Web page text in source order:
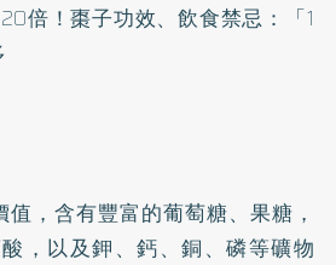
倍！棗子功效、飲食禁忌：「1
，含有豐富的葡萄糖、果糖，
，以及鉀、鈣、銅、磷等礦物